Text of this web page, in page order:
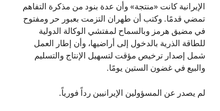
الإيرانية كانت «منتجة» وأن عدة بنود من مذكرة التفاهم
تمضي قدمًا. وكتب أن طهران التزمت بعبور حر ومفتوح
في مضيق هرمز وبالسماح لمفتشي الوكالة الدولية
للطاقة الذرية بالدخول إلى أراضيها، وأن إطار العمل
شمل إصدار ترخيص مؤقت لتسهيل الإنتاج والتسليم
والبيع في غضون الستين يومًا.
لم يصدر عن المسؤولين الإيرانيين رداً فورياً.